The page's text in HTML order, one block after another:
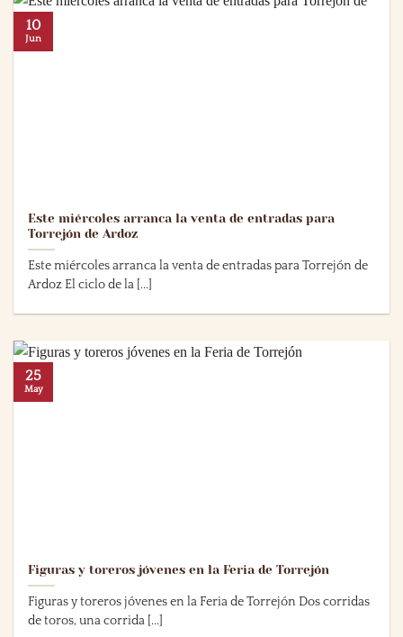
Este miércoles arranca la venta de entradas para
Torrejón de Ardoz
Este miércoles arranca la venta de entradas para Torrejón de
Ardoz El ciclo de la [...]
10
Jun
Figuras y toreros jóvenes en la Feria de Torrejón
Figuras y toreros jóvenes en la Feria de Torrejón Dos corridas
de toros, una corrida [...]
25
May